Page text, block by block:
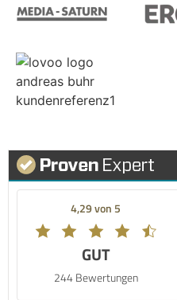
4,29 von 5
GUT
244 Bewertungen